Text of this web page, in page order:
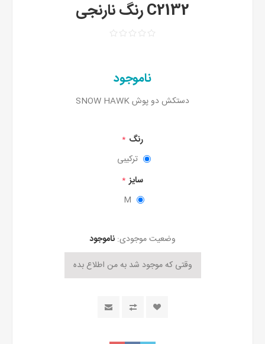
C2132 رنگ نارنجی
ناموجود
دستکش دو پوش SNOW HAWK
رنگ *
ترکیبی
سایز *
M
وضعیت موجودی: ناموجود